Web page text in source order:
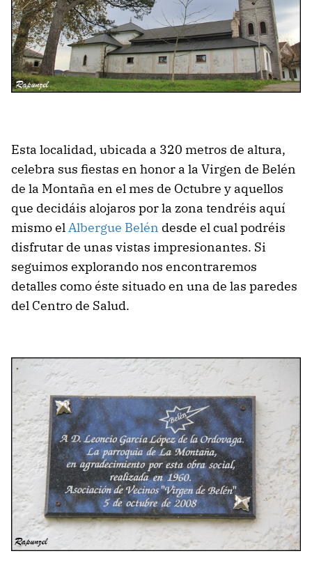
Esta localidad, ubicada a 320 metros de altura,
celebra sus fiestas en honor a la Virgen de Belén
de la Montaña en el mes de Octubre y aquellos
que decidáis alojaros por la zona tendréis aquí
mismo elAlbergue Belén desde el cual podréis
disfrutar de unas vistas impresionantes. Si
seguimos explorando nos encontraremos
detalles como éste situado en una de las paredes
del Centro de Salud.